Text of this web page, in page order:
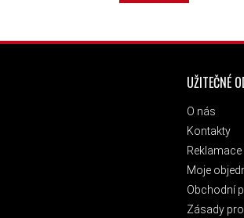
UŽITEČNÉ
O nás
Kontakty
Moje
Obchodní
Zásady